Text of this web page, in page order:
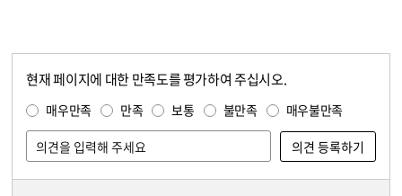
현재 페이지에 대한 만족도를 평가하여 주십시오.
매우만족 만족 보통 불만족 매우불만족